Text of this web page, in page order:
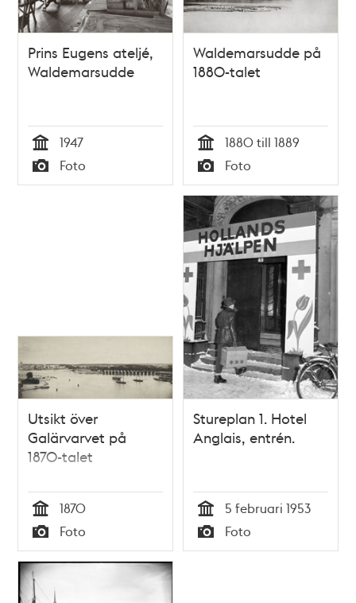
Prins Eugens ateljé,
Waldemarsudde
Tid
1947
Typ
Foto
Waldemarsudde på
1880-talet
Tid
1880 till 1889
Typ
Foto
Utsikt över
Galärvarvet på
1870-talet
Tid
1870
Typ
Foto
Stureplan 1. Hotel
Anglais, entrén.
Tid
5 februari 1953
Typ
Foto